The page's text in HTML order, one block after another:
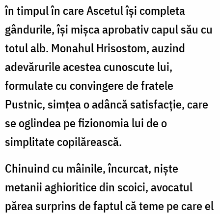
în timpul în care Ascetul își completa
gândurile, își mișca aprobativ capul său cu
totul alb. Monahul Hrisostom, auzind
adevărurile acestea cunoscute lui,
formulate cu convingere de fratele
Pustnic, simțea o adâncă satisfacție, care
se oglindea pe fizionomia lui de o
simplitate copilărească.
Chinuind cu mâinile, încurcat, niște
metanii aghioritice din scoici, avocatul
părea surprins de faptul că teme pe care el